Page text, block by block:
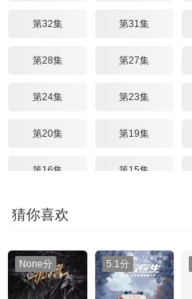
第32集 第31集
第28集 第27集
第24集 第23集
第20集 第19集
第16集 第15集
第12集
第04集 第03集
猜你喜欢
None分 5.1分